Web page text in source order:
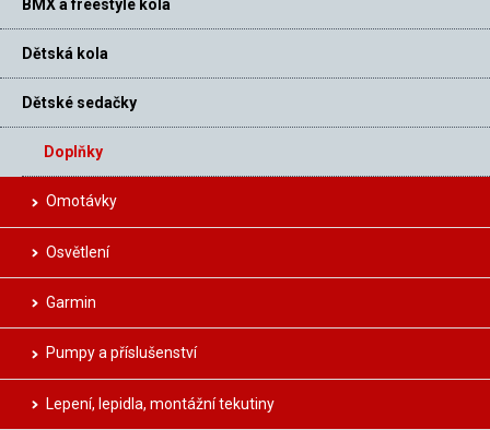
BMX a freestyle kola
Dětská kola
Dětské sedačky
Doplňky
Omotávky
Osvětlení
Garmin
Pumpy a příslušenství
Lepení, lepidla, montážní tekutiny